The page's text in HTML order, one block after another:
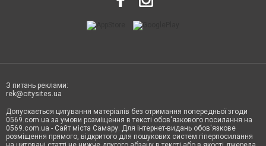
З питань реклами:
rek@citysites.ua
Допускається цитування матеріалів без отримання попередньої згоди
0569.com.ua за умови розміщення в тексті обов'язкового посилання на
0569.com.ua - Сайт міста Самару. Для інтернет-видань обов'язкове
розміщення прямого, відкритого для пошукових систем гіперпосилання